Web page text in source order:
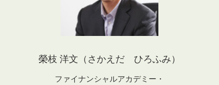
榮枝 洋文（さかえだ ひろふみ）
ファイナンシャルアカデミー・